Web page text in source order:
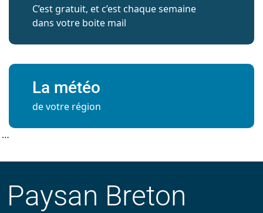
C’est gratuit, et c’est chaque semaine
dans votre boite mail
La météo
de votre région
…
Paysan Breton